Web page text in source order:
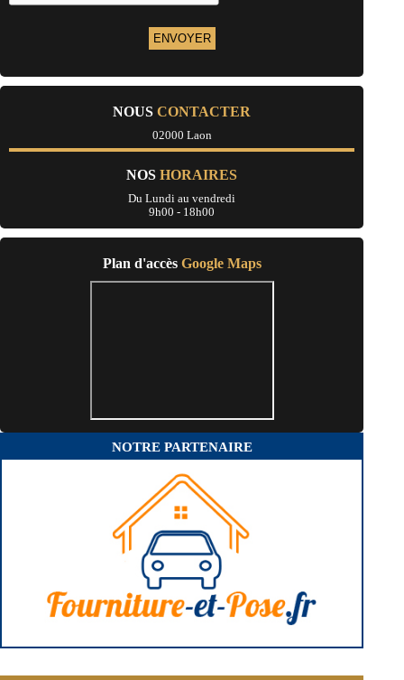
- Entreprise de rénovation immobilière à Holnon
- Entreprise de rénovation immobilière à Montreuil-aux-Lions
- Entreprise de rénovation immobilière à Venizel
- Entreprise de rénovation immobilière à Chézy-sur-Marne
- Entreprise de rénovation immobilière à Coincy
- Entreprise de rénovation immobilière à Brasles
- Entreprise de rénovation immobilière à Aulnois-sous-Laon
- Entreprise de rénovation immobilière à Étampes-sur-Marne
- Entreprise de rénovation immobilière à Boué
- Entreprise de rénovation immobilière à Liesse-Notre-Dame
- Entreprise de rénovation immobilière à Étreillers
- Entreprise de rénovation immobilière à Jussy
- Entreprise de rénovation immobilière à Nesles-la-Montagne
- Entreprise de rénovation immobilière à Buironfosse
- Entreprise de rénovation immobilière à Crézancy
- Entreprise de rénovation immobilière à Ognes
- Entreprise de rénovation immobilière à Seboncourt
- Entreprise de rénovation immobilière à Trélou-sur-Marne
- Entreprise de rénovation immobilière à La Flamengrie
- Entreprise de rénovation immobilière à Wassigny
- Entreprise de rénovation immobilière à Rozoy-sur-Serre
- Entreprise de rénovation immobilière à Grugies
- Entreprise de rénovation immobilière à Bichancourt
- Entreprise de rénovation immobilière à Vermand
- Entreprise de rénovation immobilière à Viels-Maisons
- Entreprise de rénovation immobilière à Moÿ-de-l'Aisne
- Entreprise de rénovation immobilière à Vaux-Andigny
- Entreprise de rénovation immobilière à Fontaine-lès-Vervins
NOUSCONTACTER
02000 Laon
NOSHORAIRES
Du Lundi au vendredi
9h00 - 18h00
Plan d'accès Google Maps
NOTRE PARTENAIRE